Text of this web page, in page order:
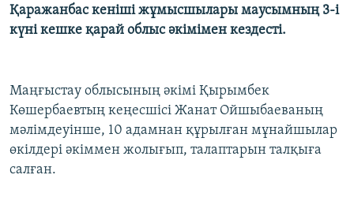
Қаражанбас кеніші жұмысшылары маусымның 3-і
күні кешке қарай облыс әкімімен кездесті.
Маңғыстау облысының әкімі Қырымбек
Көшербаевтың кеңесшісі Жанат Ойшыбаеваның
мәлімдеуінше, 10 адамнан құрылған мұнайшылар
өкілдері әкіммен жолығып, талаптарын талқыға
салған.